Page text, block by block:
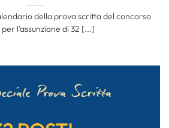
della prova scritta del concorso
per l’assunzione di 32 [...]